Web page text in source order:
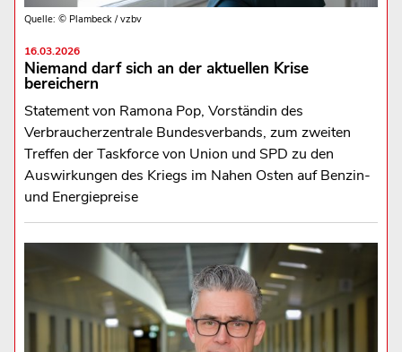
Quelle: © Plambeck / vzbv
16.03.2026
Niemand darf sich an der aktuellen Krise
bereichern
Statement von Ramona Pop, Vorständin des
Verbraucherzentrale Bundesverbands, zum zweiten
Treffen der Taskforce von Union und SPD zu den
Auswirkungen des Kriegs im Nahen Osten auf Benzin-
und Energiepreise